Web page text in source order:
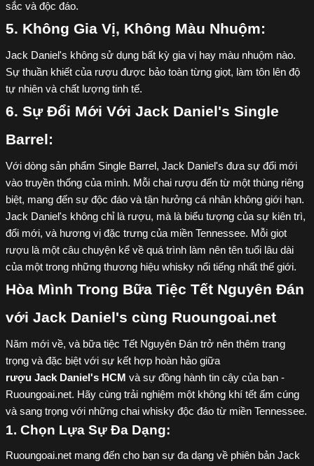
sắc và độc đáo.
5. Không Gia Vị, Không Màu Nhuộm:
Jack Daniel's không sử dụng bất kỳ gia vị hay màu nhuộm nào.
Sự thuần khiết của rượu được bảo toàn từng giọt, làm tôn lên độ
tự nhiên và chất lượng tinh tế.
6. Sự Đổi Mới Với Jack Daniel's Single
Barrel:
Với dòng sản phẩm Single Barrel, Jack Daniel's đưa sự đổi mới
vào truyền thống của mình. Mỗi chai rượu đến từ một thùng riêng
biệt, mang đến sự độc đáo và tận hưởng cá nhân không giới hạn.
Jack Daniel's không chỉ là rượu, mà là biểu tượng của sự kiên trì,
đổi mới, và hương vị đặc trưng của miền Tennessee. Mỗi giọt
rượu là một câu chuyện kể về quá trình làm nên tên tuổi lâu dài
của một trong những thương hiệu whisky nổi tiếng nhất thế giới.
Hòa Mình Trong Bữa Tiệc Tết Nguyên Đán
với Jack Daniel's cùng Ruoungoai.net
Năm mới về, và bữa tiệc Tết Nguyên Đán trở nên thêm trang
trọng và đặc biệt với sự kết hợp hoàn hảo giữa
rượu Jack Daniel's HCM và sự đồng hành tin cậy của bạn -
Ruoungoai.net. Hãy cùng trải nghiệm một không khí tết ấm cúng
và sang trọng với những chai whisky độc đáo từ miền Tennessee.
1. Chọn Lựa Sự Đa Dạng:
Ruoungoai.net mang đến cho bạn sự đa dạng về phiên bản Jack